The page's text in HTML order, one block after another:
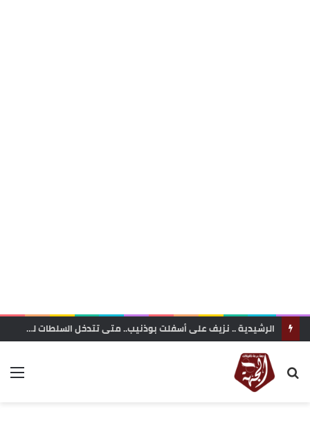
الرشيدية .. نزيف على أسفلت بوذنيب.. متى تتدخل السلطات لوقف حوادث السير ؟